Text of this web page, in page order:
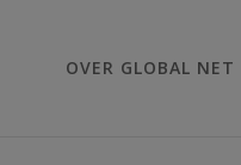
OVER GLOBAL NET